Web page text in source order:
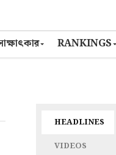
RANKINGS
HEADLINES
VIDEOS